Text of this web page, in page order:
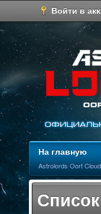
Войти в
На главную
Astrolords Oort Cloud